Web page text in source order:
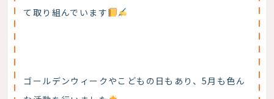
て取り組んでいます
ゴールデンウィークやこどもの日もあり、5月も色ん